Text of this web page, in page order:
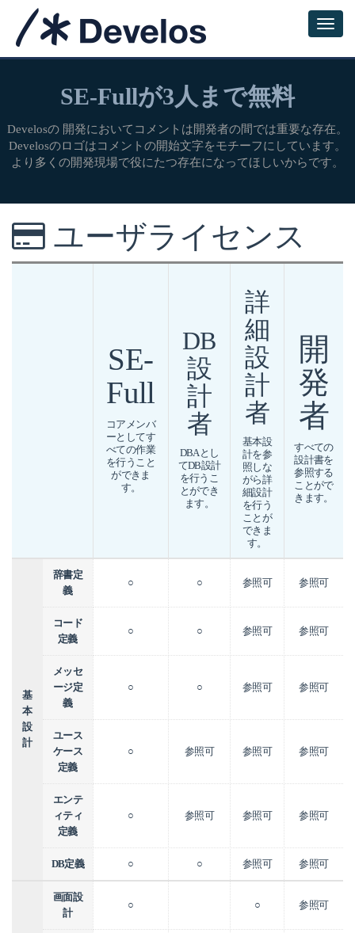
SE-Fullが3人まで無料
Develosの 開発においてコメントは開発者の間では重要な存在。
Develosのロゴはコメントの開始文字をモチーフにしています。
より多くの開発現場で役にたつ存在になってほしいからです。
ユーザライセンス
SE-
Full
コアメンバ
ーとしてす
べての作業
を行うこと
ができま
す。
DB
設
計
者
DBAとし
てDB設計
を行うこ
とができ
ます。
詳
細
設
計
者
基本設
計を参
照しな
がら詳
細設計
を行う
ことが
できま
す。
開
発
者
すべての
設計書を
参照する
ことがで
きます。
基
本
設
計
辞書定
義
○ ○ 参照可 参照可
コード
定義
○ ○ 参照可 参照可
メッセ
ージ定
義
○ ○ 参照可 参照可
ユース
ケース
定義
○ 参照可 参照可 参照可
エンテ
ィティ
定義
○ 参照可 参照可 参照可
DB定義 ○ ○ 参照可 参照可
画面設
計
○ ○ 参照可